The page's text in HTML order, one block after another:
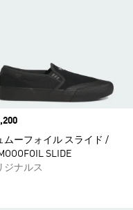
ムーフォイル スライド /
SLIDE
ジナルス